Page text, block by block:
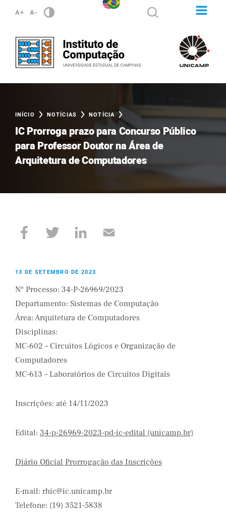
A+ A-
INÍCIO NOTÍCIAS NOTÍCIA
IC Prorroga prazo para Concurso Público
para Professor Doutor na Área de
Arquitetura de Computadores
13 DE SETEMBRO DE 2023
Nº Processo: 34-P-26969/2023
Departamento: Sistemas de Computação
Área: Arquitetura de Computadores
Disciplinas:
MC-602 – Circuitos Lógicos e Organização de
Computadores
MC-613 – Laboratórios de Circuitos Digitais
Inscrições: até 14/11/2023
Edital: 34-p-26969-2023-pd-ic-edital (unicamp.br)
Diário Oficial Prorrogação das Inscrições
E-mail: rhic@ic.unicamp.br
Telefone: (19) 3521-5838